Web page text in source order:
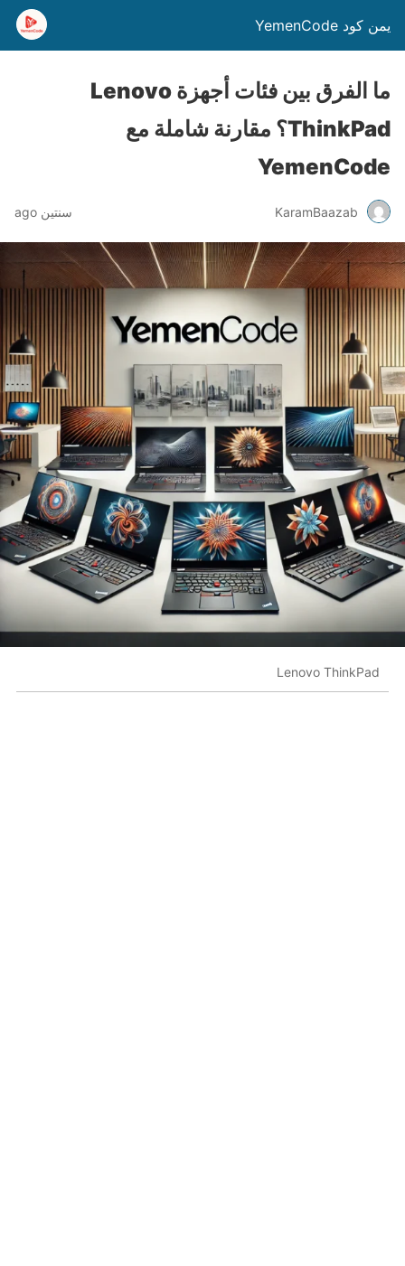
يمن كود YemenCode
ما الفرق بين فئات أجهزة Lenovo
ThinkPad؟ مقارنة شاملة مع
YemenCode
KaramBaazab سنتين ago
Lenovo ThinkPad